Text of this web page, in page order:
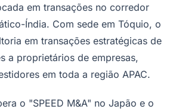
em transações no corredor
Índia. Com sede em Tóquio, o
em transações estratégicas de
a proprietários de empresas,
em toda a região APAC.
o "SPEED M&A" no Japão e o